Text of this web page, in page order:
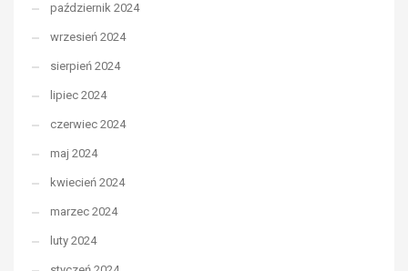
październik 2024
wrzesień 2024
sierpień 2024
lipiec 2024
czerwiec 2024
maj 2024
kwiecień 2024
marzec 2024
luty 2024